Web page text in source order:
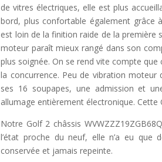
de vitres électriques, elle est plus
bord, plus confortable également grâce
est loin de la finition raide de la première
moteur paraît mieux rangé dans son
plus soignée. On se rend vite compte
la concurrence. Peu de vibration
ses 16 soupapes, une admission et
allumage entièrement électronique.
Notre Golf 2 châssis
l’état proche du neuf, elle n’a eu que
conservée et jamais repeinte.